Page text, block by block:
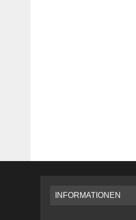
INFORMATIONEN